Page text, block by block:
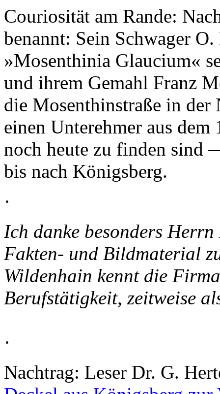
Couriosität am Rande:
benannt: Sein Schwager
»Mosenthinia Glaucium«
und ihrem Gemahl Franz
die Mosenthinstraße in der
einen Unterehmer aus dem
noch heute zu finden sind
bis nach Königsberg.
·
Ich danke besonders
Fakten- und Bildmaterial
Wildenhain kennt die
Berufstätigkeit, zeitweise
·
Nachtrag: Leser Dr. G.